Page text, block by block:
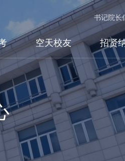
书记院长
空天校友 招贤